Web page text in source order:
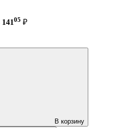
14105 ₽
В корзину